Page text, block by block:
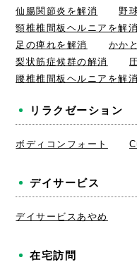
仙腸関節炎を解消
野
頸椎椎間板ヘルニアを解消
足の痺れを解消
かか
梨状筋症候群の解消
腰椎椎間板ヘルニアを解消
リラクゼーション
ボディコンフォート
デイサービス
デイサービスあやめ
在宅訪問